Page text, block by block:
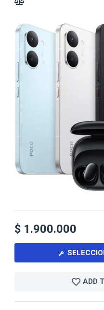
$ 1.900.000
ADD